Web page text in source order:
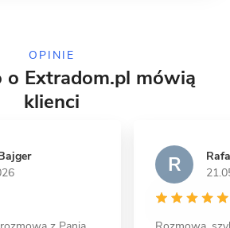
OPINIE
o Extradom.pl mówią
klienci
R